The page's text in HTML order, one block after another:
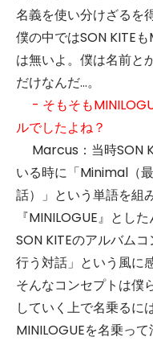
名義を使い分けざるを
僕の中ではSON KITE
は無いよ。僕は名前と
だけなんだ…。
- そもそも
ルでしたよね？
Marcus：当時SON
いる時に「Minimal（
話）」という単語を組
『MINILOGUE』とした
SON KITEのアルバム
行う対話」という風に
そんなコンセプトは僕
していく上で名乗るに
MINILOGUEを名乗っ